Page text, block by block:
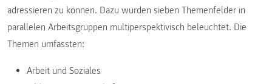
adressieren zu können. Dazu wurden sieben Themenfelder in
parallelen Arbeitsgruppen multiperspektivisch beleuchtet. Die
Themen umfassten:
Arbeit und Soziales